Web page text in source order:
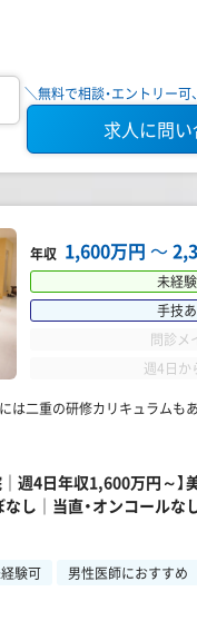
＼無料で相談・エントリー
求人に問
年収 1,600万円 〜
未経
手技
問診メ
週4日か
は二重の研修カリキュラムも
週4日年収1,600万円～】
し｜当直・オンコールなし
験可 男性医師におすすめ